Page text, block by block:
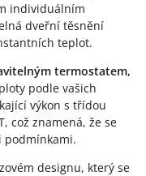
individuálním
dveřní těsnění
teplot.
termostatem,
podle vašich
výkon s třídou
což znamená, že se
podmínkami.
designu, který se